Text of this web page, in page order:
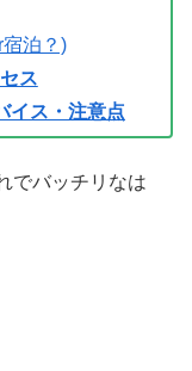
泊？)
ス
イス・注意点
でバッチリなは